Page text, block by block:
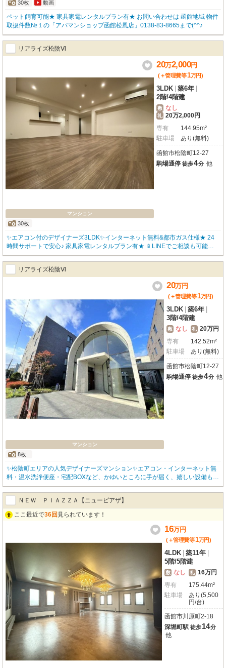
30枚 動画
ペット飼育可能★ 家具家電レンタルプラン有★ お問い合わせは 函館地域 物件
取扱件数№１の「アパマンショップ函館松風店」0138-83-8665まで(^^♪
リアライズ松陰Ⅵ
マンション
30枚
20万2,000円
(＋管理費等1万円)
3LDK 築6年
2階/4階建
敷 なし
礼 20万2,000円
専有
144.95m²
駐車場
あり(無料)
函館市松陰町12-27
駒場通停 徒歩4分 他
✨エアコン付のデザイナーズ3LDK✨インターネット無料&都市ガス仕様★ 24
時間サポートで安心♪ 家具家電レンタルプラン有★ 📱LINEでご相談も可能です
📱お問合わせはアパマンショップ函館地域№1の物件取扱数の函館松風店0138
-83-8665まで(^^♪
リアライズ松陰Ⅵ
マンション
8枚
20万円
(＋管理費等1万円)
3LDK 築6年
3階/4階建
敷 なし 礼 20万円
専有
142.52m²
駐車場
あり(無料)
函館市松陰町12-27
駒場通停 徒歩4分 他
✨松陰町エリアの人気デザイナーズマンション✨エアコン・インターネット無
料・温水洗浄便座・宅配BOXなど、かゆいところに手が届く、嬉しい設備も充
実の広々3LDK★ 24時間サポートで安心♪ 家具家電レンタルプラン有★ 📱LINE
でご相談も可能です📱お問合わせはアパマンショップ函館地域№1の物件取扱
数の函館松風店0138-83-8665まで(^^♪
ＮＥＷ ＰＩＡＺＺＡ【ニューピアザ】
ここ最近で36回 見られています！
16万円
(＋管理費等1万円)
4LDK 築11年
5階/5階建
敷 なし 礼 16万円
専有
175.44m²
駐車場
あり(5,500
円/台)
函館市川原町2-18
深堀町駅 徒歩14分
他